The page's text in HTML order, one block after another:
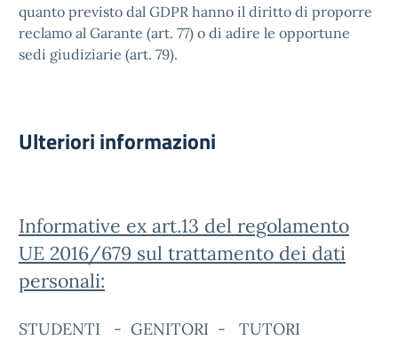
quanto previsto dal GDPR hanno il diritto di proporre
reclamo al Garante (art. 77) o di adire le opportune
sedi giudiziarie (art. 79).
Ulteriori informazioni
Informative ex art.13 del regolamento
UE 2016/679 sul trattamento dei dati
personali:
STUDENTI - GENITORI - TUTORI